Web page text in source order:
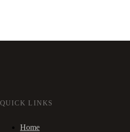
QUICK LINKS
Home